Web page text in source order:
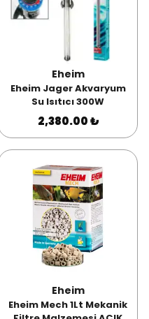
Eheim
Eheim Jager Akvaryum
Su Isıtıcı 300W
2,380.00 ₺
Eheim
Eheim Mech 1Lt Mekanik